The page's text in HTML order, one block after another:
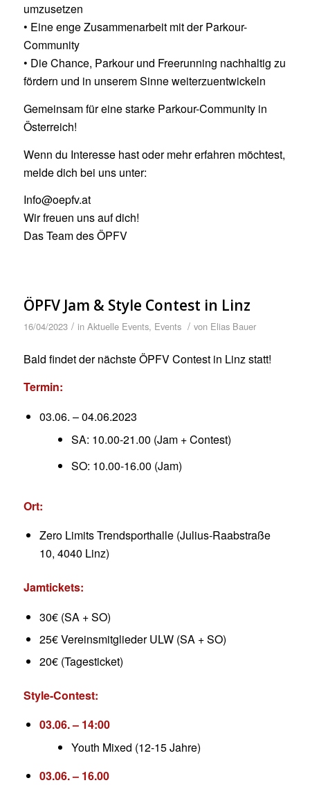
umzusetzen
• Eine enge Zusammenarbeit mit der Parkour-
Community
• Die Chance, Parkour und Freerunning nachhaltig zu
fördern und in unserem Sinne weiterzuentwickeln
Gemeinsam für eine starke Parkour-Community in
Österreich!
Wenn du Interesse hast oder mehr erfahren möchtest,
melde dich bei uns unter:
Info@oepfv.at
Wir freuen uns auf dich!
Das Team des ÖPFV
ÖPFV Jam & Style Contest in Linz
16/04/2023 / in Aktuelle Events, Events / von Elias Bauer
Bald findet der nächste ÖPFV Contest in Linz statt!
Termin:
03.06. – 04.06.2023
SA: 10.00-21.00 (Jam + Contest)
SO: 10.00-16.00 (Jam)
Ort:
Zero Limits Trendsporthalle (Julius-Raabstraße
10, 4040 Linz)
Jamtickets:
30€ (SA + SO)
25€ Vereinsmitglieder ULW (SA + SO)
20€ (Tagesticket)
Style-Contest:
03.06. – 14:00
Youth Mixed (12-15 Jahre)
03.06. – 16.00